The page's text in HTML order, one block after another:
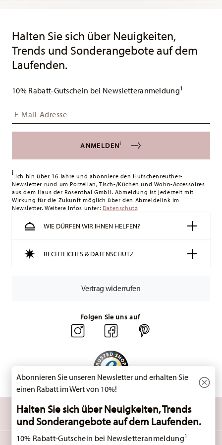
Rund 25 gr
0,8320 dm³
Spülmaschinenfest Mikrowellengeeignet
Lieferzeiten
& Versand
Versandkostenfrei ab 49,90 €:
Lieferungen ins Vereinigte Königreich) kostenlos.
weniger als 49,90 € beträgt, fallen Versandkosten an. Für
Deutschland betragen diese 4,90 €. Für alle anderen Länder
Vereinigtes Königreich:Für Lieferungen ins Vereinigte
Königreich liegt der Mindestbestellwert bei £135, die
Lieferung erfolgt versandkostenfrei.
Schweiz:Lieferungen in die Schweiz sind ab 49,90 CHF
versandkostenfrei. Unter einem Bestellwert von 49,90 CHF
liegen die Versandkosten bei 36,90 CHF.
Tracking:
Sie erhalten per E-Mail einen Trackingcode, sobald
Ihr Paket auf die Reise geht.
vorrätige Artikel. Sie können die Lieferzeiten in andere
Retourenservice.
Halten Sie sich über Neuigkeiten,
Trends und Sonderangebote auf dem
Laufenden.
10% Rabatt-Gutschein bei Newsletteranmeldung1
ANMELDENi
i Ich bin über 16 Jahre und abonniere den Hutschenreuther-
Newsletter rund um Porzellan, Tisch-/Küchen und Wohn-Accessoires
aus dem Haus der Rosenthal GmbH. Abmeldung ist jederzeit mit
Wirkung für die Zukunft möglich über den Abmeldelink im
Newsletter. Weitere Infos unter: Datenschutz.
WIE DÜRFEN WIR IHNEN HELFEN?
RECHTLICHES & DATENSCHUTZ
Vertrag widerrufen
Folgen Sie uns auf
ENTDECKEN SIE UNSERE MARKEN
Design & Funktionalität für Ihr Zuhause
Abonnieren Sie unseren Newsletter und erhalten Sie
einen Rabatt im Wert von 10%!
Halten Sie sich über Neuigkeiten, Trends
und Sonderangebote auf dem Laufenden.
10% Rabatt-Gutschein bei Newsletteranmeldung1